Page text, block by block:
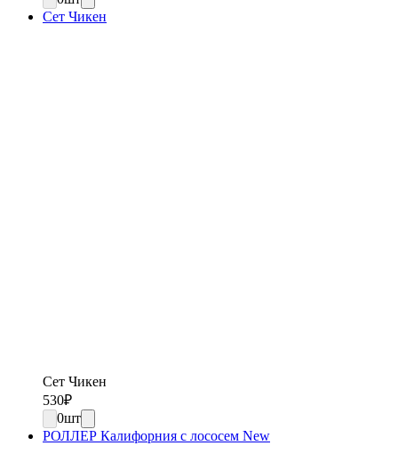
Сет Чикен
Сет Чикен
530₽
0шт
РОЛЛЕР Калифорния с лососем New